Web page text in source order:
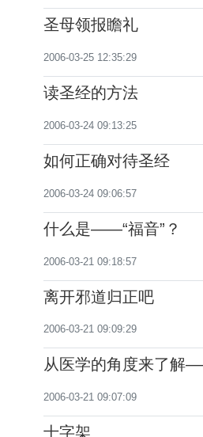
圣母领报瞻礼
2006-03-25 12:35:29
读圣经的方法
2006-03-24 09:13:25
如何正确对待圣经
2006-03-24 09:06:57
什么是——“福音”？
2006-03-21 09:18:57
离开邪道归正吧
2006-03-21 09:09:29
从医学的角度来了解
2006-03-21 09:07:09
十字架